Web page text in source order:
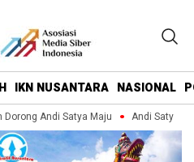
IKN NUSANTARA NASIONAL
Andi Satya Maju Andi Satya